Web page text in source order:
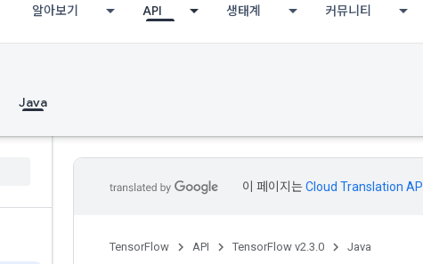
알아보기 API 생태계 커뮤니티
Java
이 페이지는Cloud Translation API
TensorFlow API TensorFlow v2.3.0 Java